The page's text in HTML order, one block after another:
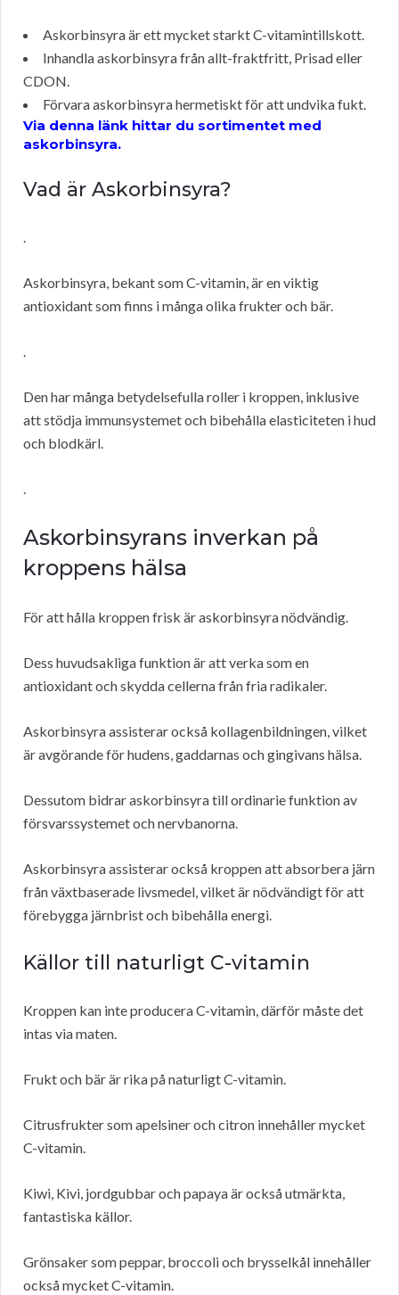
Askorbinsyra är ett mycket starkt C-vitamintillskott.
Inhandla askorbinsyra från allt-fraktfritt, Prisad eller
CDON.
Förvara askorbinsyra hermetiskt för att undvika fukt.
Via denna länk hittar du sortimentet med
askorbinsyra.
Vad är Askorbinsyra?
.
Askorbinsyra, bekant som C-vitamin, är en viktig
antioxidant som finns i många olika frukter och bär.
.
Den har många betydelsefulla roller i kroppen, inklusive
att stödja immunsystemet och bibehålla elasticiteten i hud
och blodkärl.
.
Askorbinsyrans inverkan på
kroppens hälsa
För att hålla kroppen frisk är askorbinsyra nödvändig.
Dess huvudsakliga funktion är att verka som en
antioxidant och skydda cellerna från fria radikaler.
Askorbinsyra assisterar också kollagenbildningen, vilket
är avgörande för hudens, gaddarnas och gingivans hälsa.
Dessutom bidrar askorbinsyra till ordinarie funktion av
försvarssystemet och nervbanorna.
Askorbinsyra assisterar också kroppen att absorbera järn
från växtbaserade livsmedel, vilket är nödvändigt för att
förebygga järnbrist och bibehålla energi.
Källor till naturligt C-vitamin
Kroppen kan inte producera C-vitamin, därför måste det
intas via maten.
Frukt och bär är rika på naturligt C-vitamin.
Citrusfrukter som apelsiner och citron innehåller mycket
C-vitamin.
Kiwi, Kivi, jordgubbar och papaya är också utmärkta,
fantastiska källor.
Grönsaker som peppar, broccoli och brysselkål innehåller
också mycket C-vitamin.